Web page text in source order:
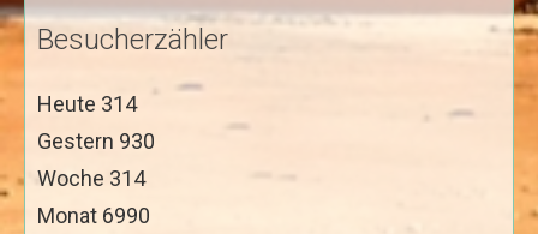
Ab Luxor
Tal der Könige und Hatschepsut Tempel
Besucherzähler
Heute 314
Gestern 930
Woche 314
Monat 6990